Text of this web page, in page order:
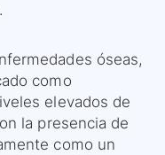
óseas,
como
elevados de
la presencia de
como un